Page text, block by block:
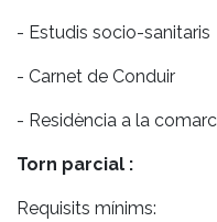
- Estudis socio-sanitaris
- Carnet de Conduir
- Residència a la
Torn parcial :
Requisits mínims: